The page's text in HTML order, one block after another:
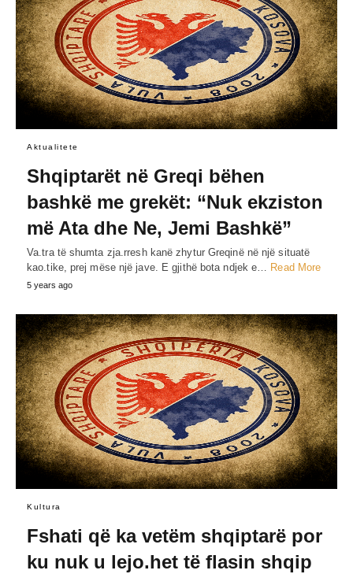
Aktualitete
Shqiptarët në Greqi bëhen
bashkë me grekët: “Nuk ekziston
më Ata dhe Ne, Jemi Bashkë”
Va.tra të shumta zja.rresh kanë zhytur Greqinë në një situatë
kao.tike, prej mëse një jave. E gjithë bota ndjek e… Read More
5 years ago
Kultura
Fshati që ka vetëm shqiptarë por
ku nuk u lejo.het të flasin shqip